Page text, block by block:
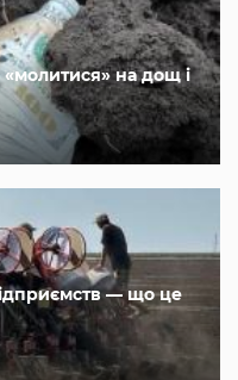
на дощ і
— що це